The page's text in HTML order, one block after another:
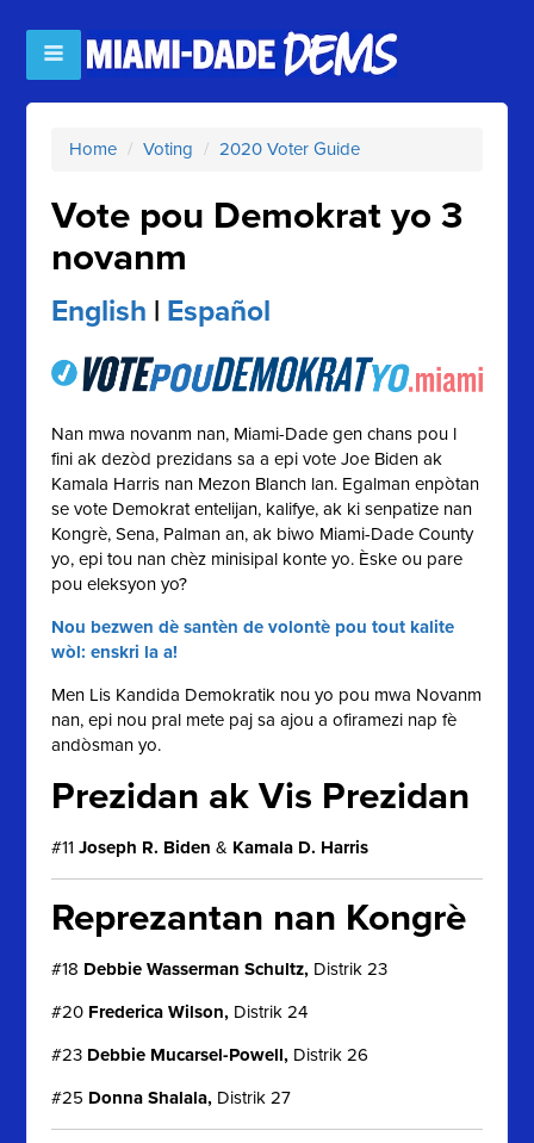
Home / Voting / 2020 Voter Guide
Vote pou Demokrat yo 3
novanm
English | Español
Nan mwa novanm nan, Miami-Dade gen chans pou l
fini ak dezòd prezidans sa a epi vote Joe Biden ak
Kamala Harris nan Mezon Blanch lan. Egalman enpòtan
se vote Demokrat entelijan, kalifye, ak ki senpatize nan
Kongrè, Sena, Palman an, ak biwo Miami-Dade County
yo, epi tou nan chèz minisipal konte yo. Èske ou pare
pou eleksyon yo?
Nou bezwen dè santèn de volontè pou tout kalite
wòl: enskri la a!
Men Lis Kandida Demokratik nou yo pou mwa Novanm
nan, epi nou pral mete paj sa ajou a ofiramezi nap fè
andòsman yo.
Prezidan ak Vis Prezidan
#11Joseph R. Biden& Kamala D. Harris
Reprezantan nan Kongrè
#18 Debbie Wasserman Schultz, Distrik 23
#20 Frederica Wilson, Distrik 24
#23 Debbie Mucarsel-Powell, Distrik 26
#25 Donna Shalala, Distrik 27